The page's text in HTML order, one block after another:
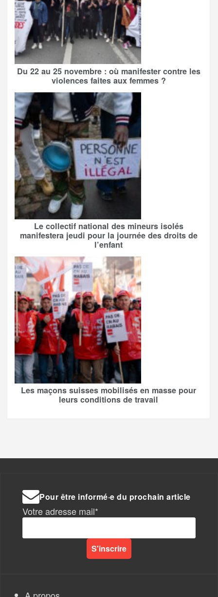
Du 22 au 25 novembre : où manifester contre les
violences faites aux femmes ?
Le collectif national des mineurs isolés
manifestera jeudi pour la journée des droits de
l’enfant
Les maçons suisses mobilisés en masse pour
leurs conditions de travail
Pour être informé·e du prochain article
Votre adresse mail*